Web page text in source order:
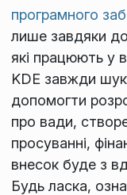
програмного
лише завдяки
які працюють у
KDE завжди
допомогти
про вади,
просуванні,
внесок буде з
Будь ласка,